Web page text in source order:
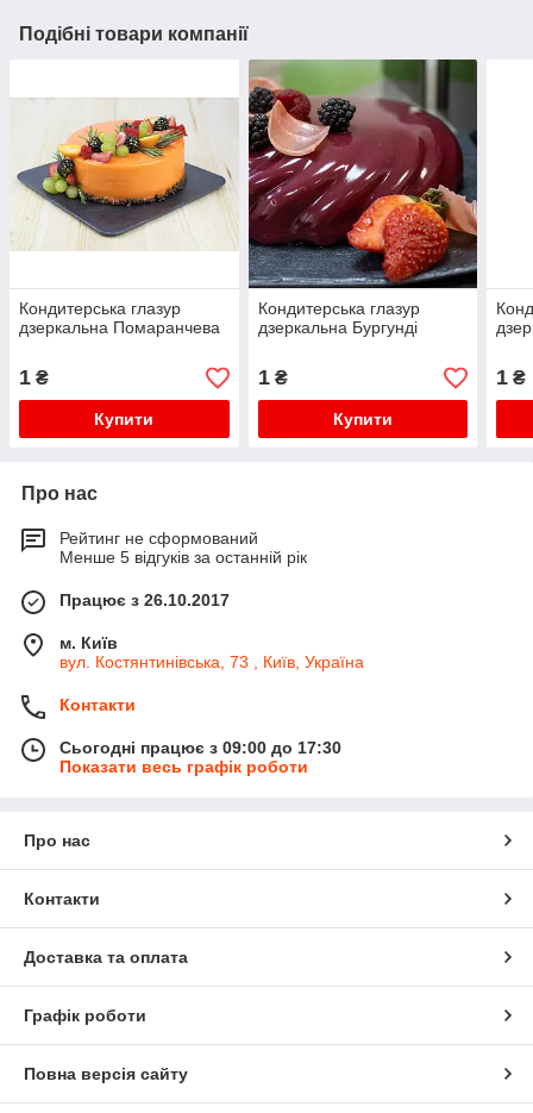
Подібні товари компанії
Кондитерська глазур
дзеркальна Помаранчева
1 ₴
Купити
Кондитерська глазур
дзеркальна Бургунді
1₴
Купити
1 ₴
Про нас
Рейтинг не сформований
Менше 5 відгуків за останній рік
Працює з 26.10.2017
м. Київ
вул. Костянтинівська, 73 , Київ, Україна
Контакти
Сьогодні працює з 09:00 до 17:30
Показати весь графік роботи
Про нас
Контакти
Доставка та оплата
Графік роботи
Повна версія сайту